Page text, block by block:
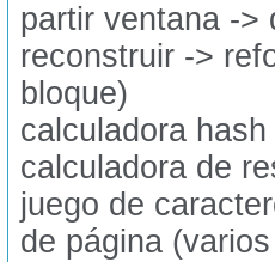
partir ventana ->
reconstruir ->
bloque)
calculadora
calculadora de
juego de
de página